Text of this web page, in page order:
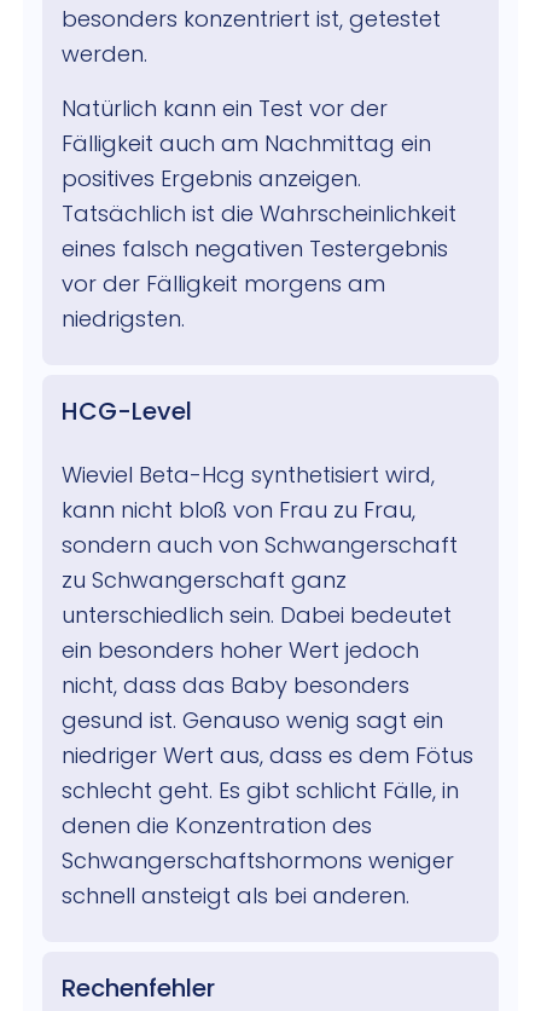
besonders konzentriert ist, getestet
werden.
Natürlich kann ein Test vor der
Fälligkeit auch am Nachmittag ein
positives Ergebnis anzeigen.
Tatsächlich ist die Wahrscheinlichkeit
eines falsch negativen Testergebnis
vor der Fälligkeit morgens am
niedrigsten.
HCG-Level
Wieviel Beta-Hcg synthetisiert wird,
kann nicht bloß von Frau zu Frau,
sondern auch von Schwangerschaft
zu Schwangerschaft ganz
unterschiedlich sein. Dabei bedeutet
ein besonders hoher Wert jedoch
nicht, dass das Baby besonders
gesund ist. Genauso wenig sagt ein
niedriger Wert aus, dass es dem Fötus
schlecht geht. Es gibt schlicht Fälle, in
denen die Konzentration des
Schwangerschaftshormons weniger
schnell ansteigt als bei anderen.
Rechenfehler